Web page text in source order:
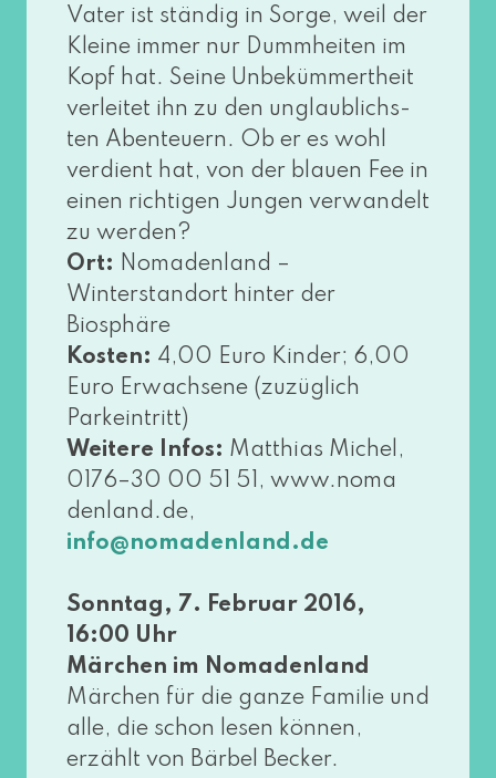
Vater ist stän­dig in Sorge, weil der
Kleine immer nur Dummheiten im
Kopf hat. Seine Unbekümmertheit
ver­lei­tet ihn zu den unglaub­lichs­
ten Abenteuern. Ob er es wohl
ver­dient hat, von der blau­en Fee in
einen rich­ti­gen Jungen ver­wan­delt
zu wer­den?
Ort: Nomadenland –
Winterstandort hin­ter der
Biosphäre
Kosten: 4,00 Euro Kinder; 6,00
Euro Erwachsene (zuzüg­lich
Parkeintritt)
Weitere Infos: Matthias Michel,
0176–30 00 51 51, www​.noma​
den​land​.de,
info@​nomadenland.​de
Sonntag, 7. Februar 2016,
16:00 Uhr
Märchen im Nomadenland
Märchen für die gan­ze Familie und
alle, die schon lesen kön­nen,
erzählt von Bärbel Becker.